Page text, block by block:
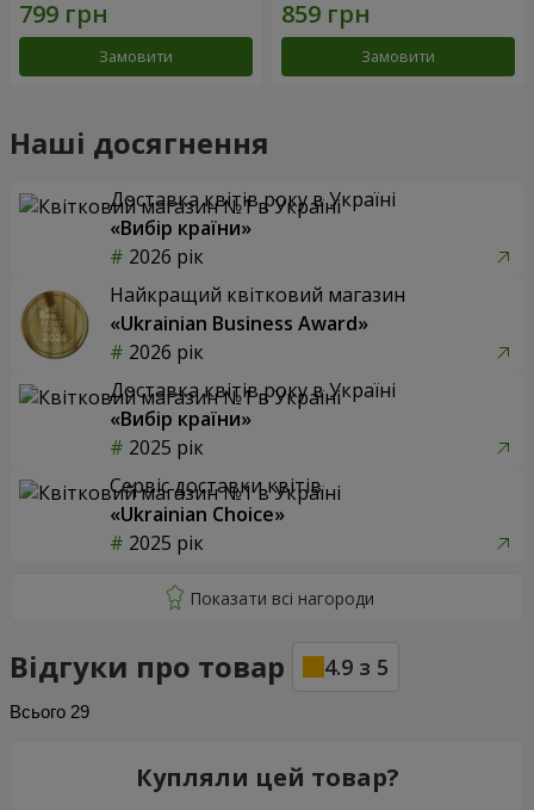
Замовити Замовити
Наші досягнення
Доставка квітів року в Україні
«Вибір країни»
2026 рік
Найкращий квітковий магазин
«Ukrainian Business Award»
2026 рік
Доставка квітів року в Україні
«Вибір країни»
2025 рік
Сервіс доставки квітів
«Ukrainian Choice»
2025 рік
Відгуки про товар 4.9 з 5
Всього 29
Купляли цей товар?